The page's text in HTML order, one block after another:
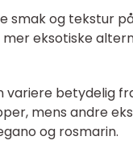
smak og tekstur
mer eksotiske
variere betydelig
mens andre
og rosmarin.